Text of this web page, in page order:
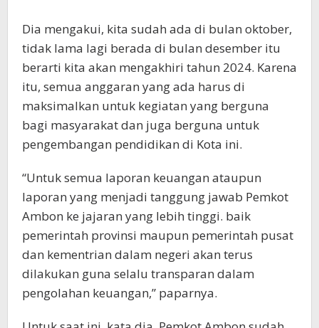
Dia mengakui, kita sudah ada di bulan oktober,
tidak lama lagi berada di bulan desember itu
berarti kita akan mengakhiri tahun 2024. Karena
itu, semua anggaran yang ada harus di
maksimalkan untuk kegiatan yang berguna
bagi masyarakat dan juga berguna untuk
pengembangan pendidikan di Kota ini.
“Untuk semua laporan keuangan ataupun
laporan yang menjadi tanggung jawab Pemkot
Ambon ke jajaran yang lebih tinggi. baik
pemerintah provinsi maupun pemerintah pusat
dan kementrian dalam negeri akan terus
dilakukan guna selalu transparan dalam
pengolahan keuangan,” paparnya.